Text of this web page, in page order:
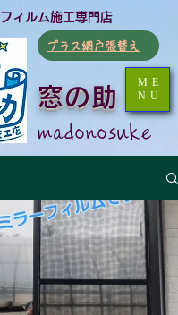
窓の助
ィルム施工専門店
​madonosuke
​プラス網戸張替え
ME
NU